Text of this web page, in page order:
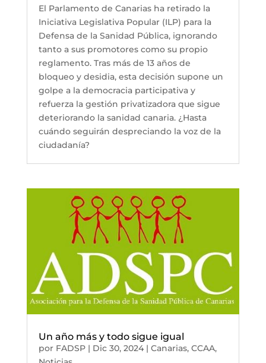
El Parlamento de Canarias ha retirado la
Iniciativa Legislativa Popular (ILP) para la
Defensa de la Sanidad Pública, ignorando
tanto a sus promotores como su propio
reglamento. Tras más de 13 años de
bloqueo y desidia, esta decisión supone un
golpe a la democracia participativa y
refuerza la gestión privatizadora que sigue
deteriorando la sanidad canaria. ¿Hasta
cuándo seguirán despreciando la voz de la
ciudadanía?
Un año más y todo sigue igual
por FADSP| Dic 30, 2024| Canarias, CCAA,